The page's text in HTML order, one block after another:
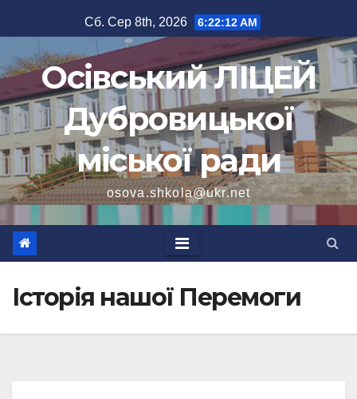
до
вмісту
Сб. Сер 8th, 2026 6:22:13 AM
Осівський ЛІЦЕЙ
Дубровицької
міської ради
osova.shkola@ukr.net
Історія нашої Перемоги